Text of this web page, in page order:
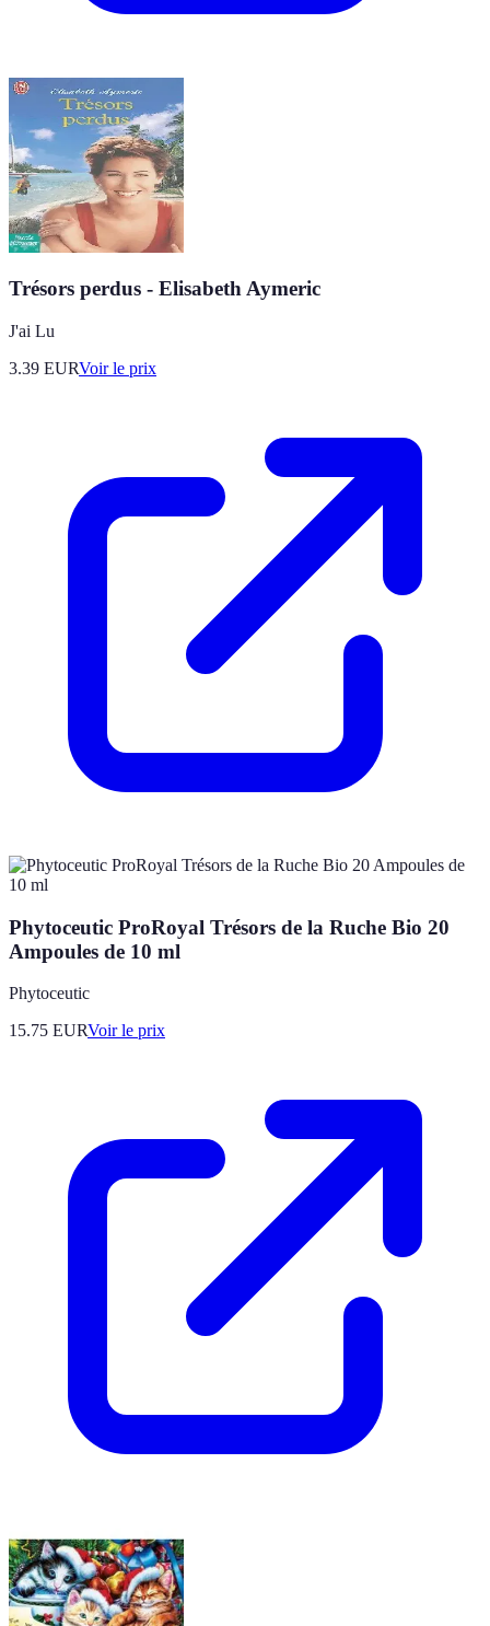
Trésors perdus - Elisabeth Aymeric
J'ai Lu
3.39 EURVoir le prix
Phytoceutic ProRoyal Trésors de la Ruche Bio 20
Ampoules de 10 ml
Phytoceutic
15.75 EURVoir le prix